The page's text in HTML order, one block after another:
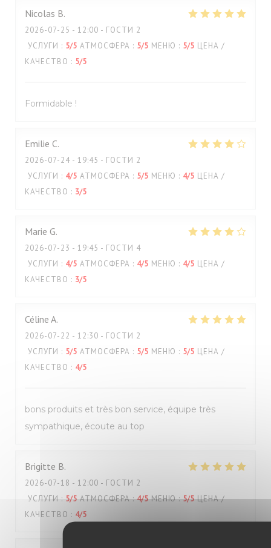
Nicolas B
2026-07-25 - 12:00 - ГОСТИ 2
УСЛУГИ : 5/5 АТМОСФЕРА : 5/5 МЕНЮ : 5/5 ЦЕНА /
КАЧЕСТВО : 5/5
Formidable !
Emilie C
2026-07-24 - 19:45 - ГОСТИ 2
УСЛУГИ : 4/5 АТМОСФЕРА : 5/5 МЕНЮ : 4/5 ЦЕНА /
КАЧЕСТВО : 3/5
Marie G
2026-07-23 - 19:45 - ГОСТИ 4
УСЛУГИ : 4/5 АТМОСФЕРА : 4/5 МЕНЮ : 4/5 ЦЕНА /
КАЧЕСТВО : 3/5
Céline A
2026-07-22 - 12:30 - ГОСТИ 2
УСЛУГИ : 5/5 АТМОСФЕРА : 5/5 МЕНЮ : 5/5 ЦЕНА /
КАЧЕСТВО : 4/5
bons produits et très bon service, équipe très
sympathique, écoute au top
Brigitte B
2026-07-18 - 12:00 - ГОСТИ 2
УСЛУГИ : 5/5 АТМОСФЕРА: 4/5 МЕНЮ: 5/5 ЦЕНА /
КАЧЕСТВО : 4/5